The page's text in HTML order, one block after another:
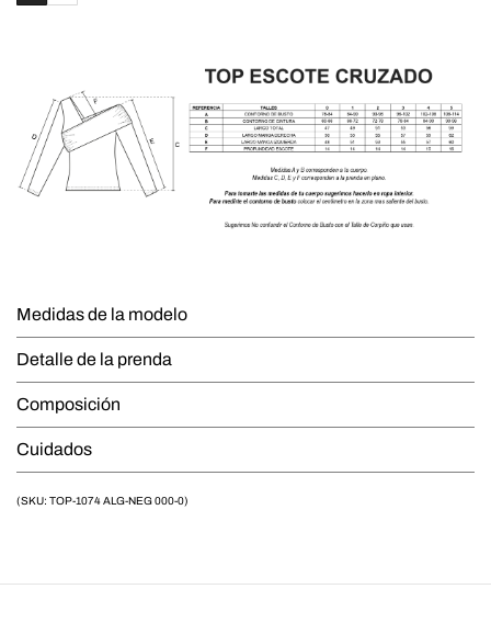
Medidas de la modelo
Detalle de la prenda
Composición
Cuidados
(SKU: TOP-1074 ALG-NEG 000-0)